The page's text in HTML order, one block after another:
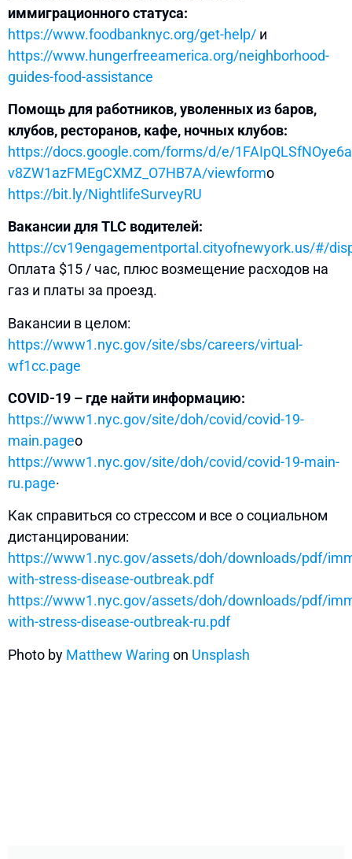
иммиграционного статуса:
https://www.foodbanknyc.org/get-help/ и
https://www.hungerfreeamerica.org/neighborhood-
guides-food-assistance
Помощь для работников, уволенных из баров,
клубов, ресторанов, кафе, ночных клубов:
https://docs.google.com/forms/d/e/
v8ZW1azFMEgCXMZ_O7HB7A/viewformо
https://bit.ly/NightlifeSurveyRU
Вакансии для TLC водителей:
https://cv19engagementportal.cityofnewyork.us/#/
Оплата $15 / час, плюс возмещение расходов на
газ и платы за проезд.
Вакансии в целом:
https://www1.nyc.gov/site/sbs/careers/virtual-
wf1cc.page
COVID-19 – где найти информацию:
https://www1.nyc.gov/site/doh/covid/covid-19-
main.pageо
https://www1.nyc.gov/site/doh/covid/covid-19-main-
ru.page·
Как справиться со стрессом и все о социальном
дистанцировании:
https://www1.nyc.gov/assets/doh/downloads/pdf/
with-stress-disease-outbreak.pdf
https://www1.nyc.gov/assets/doh/downloads/pdf/
with-stress-disease-outbreak-ru.pdf
Photo by Matthew Waring on Unsplash